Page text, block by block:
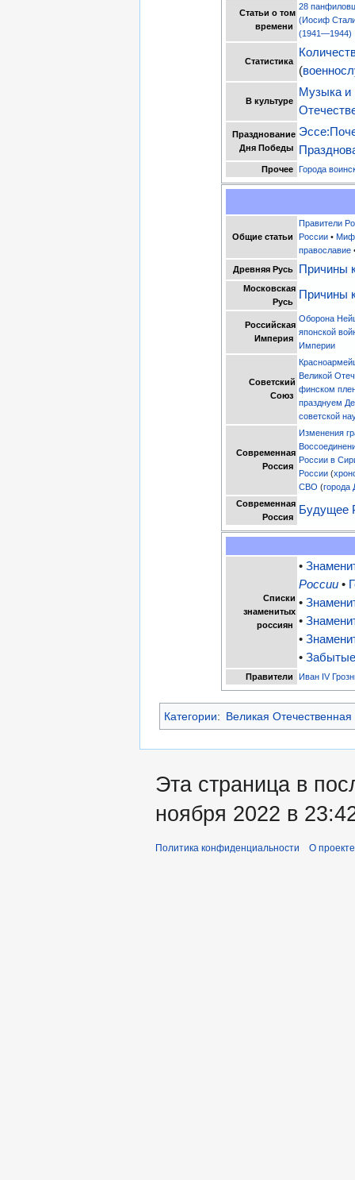
Статьи о том
времени
28
(Иосиф
(1941—1944)
Статистика
(
В культуре
Музыка и
Празднование
Дня Победы
Прочее Города
Общие статьи
Правители
России •Миф
православие
Древняя Русь
Причины
Московская
Русь
Причины
Российская
Империя
Оборона
японской
Империи
Советский
Союз
Великой
финском
празднуем
советской
Современная
Россия
Изменения
России в
России (
СВО (города
Современная
Россия
Будущее
Списки
знаменитых
россиян
•
России •
•
•
•
•Забытые
Правители Иван IV
Категории: Великая
Эта страница в
ноября 2022 в
Политика конфиденциальности О проекте